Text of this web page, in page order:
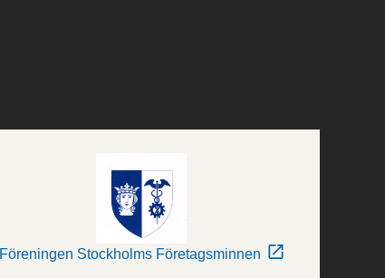
Föreningen Stockholms Företagsminnen